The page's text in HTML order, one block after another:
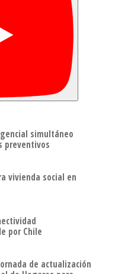
simultáneo
preventivos
vivienda social en
por Chile
de actualización